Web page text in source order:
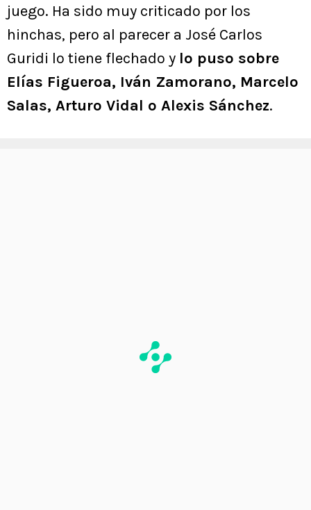
juego. Ha sido muy criticado por los
hinchas, pero al parecer a José Carlos
Guridi lo tiene flechado y lo puso sobre
Elías Figueroa, Iván Zamorano, Marcelo
Salas, Arturo Vidal o Alexis Sánchez.